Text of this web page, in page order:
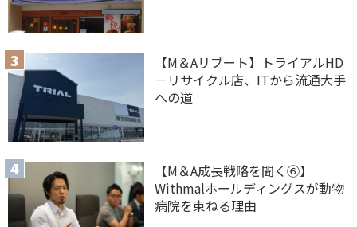
【M＆Aリブート】トライアルHD
－リサイクル店、ITから流通大手
への道
【M＆A 成長戦略を聞く⑥】
Withmalホールディングスが動物
病院を束ねる理由